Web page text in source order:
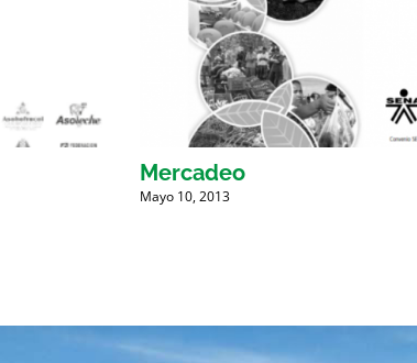
Mercadeo
Mayo 10, 2013